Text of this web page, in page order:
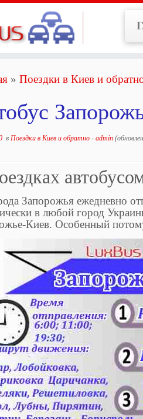
» Поездки в Киев и
в Поездки в Киев и обратно - admin
Запорожья ежедневно
в любой город
Киев. Особенный